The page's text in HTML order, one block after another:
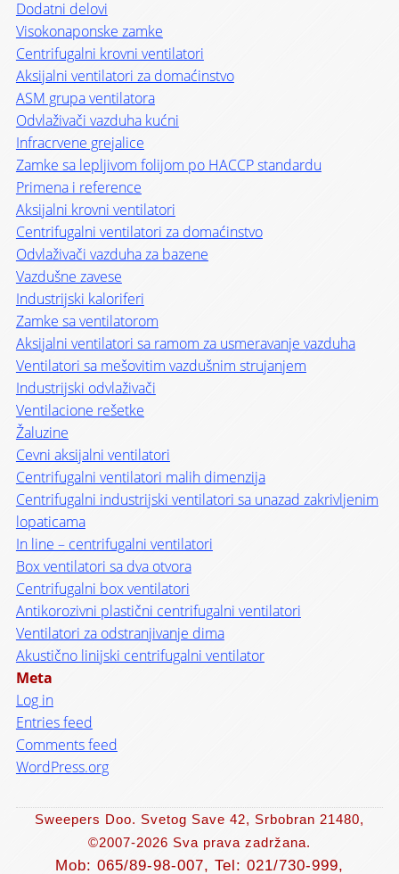
Dodatni delovi
Visokonaponske zamke
Centrifugalni krovni ventilatori
Aksijalni ventilatori za domaćinstvo
ASM grupa ventilatora
Odvlaživači vazduha kućni
Infracrvene grejalice
Zamke sa lepljivom folijom po HACCP standardu
Primena i reference
Aksijalni krovni ventilatori
Centrifugalni ventilatori za domaćinstvo
Odvlaživači vazduha za bazene
Vazdušne zavese
Industrijski kaloriferi
Zamke sa ventilatorom
Aksijalni ventilatori sa ramom za usmeravanje vazduha
Ventilatori sa mešovitim vazdušnim strujanjem
Industrijski odvlaživači
Ventilacione rešetke
Žaluzine
Cevni aksijalni ventilatori
Centrifugalni ventilatori malih dimenzija
Centrifugalni industrijski ventilatori sa unazad zakrivljenim
lopaticama
In line – centrifugalni ventilatori
Box ventilatori sa dva otvora
Centrifugalni box ventilatori
Antikorozivni plastični centrifugalni ventilatori
Ventilatori za odstranjivanje dima
Akustično linijski centrifugalni ventilator
Meta
Log in
Entries feed
Comments feed
WordPress.org
Sweepers Doo. Svetog Save 42, Srbobran 21480,
©2007-2026 Sva prava zadržana.
Mob: 065/89-98-007, Tel: 021/730-999,